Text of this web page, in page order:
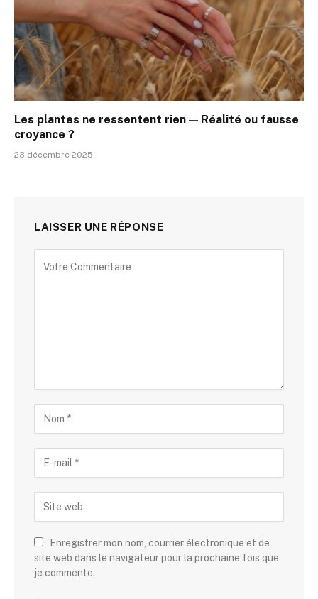
Les plantes ne ressentent rien — Réalité ou fausse
croyance ?
23 décembre 2025
LAISSER UNE RÉPONSE
Enregistrer mon nom, courrier électronique et de
site web dans le navigateur pour la prochaine fois que
je commente.